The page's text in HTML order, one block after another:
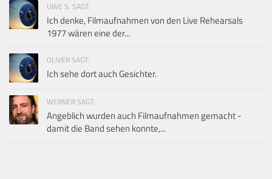
UWE S. SAGT:
Ich denke, Filmaufnahmen von den Live Rehearsals
1977 wären eine der...
OLIVER SAGT:
Ich sehe dort auch Gesichter.
WERNER SAGT:
Angeblich wurden auch Filmaufnahmen gemacht -
damit die Band sehen konnte,...